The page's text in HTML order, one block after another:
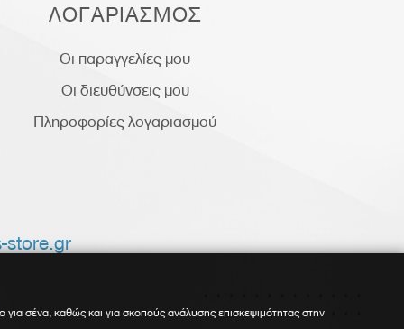
ΛΟΓΑΡΙΑΣΜΟΣ
Οι παραγγελίες μου
Οι διευθύνσεις μου
Πληροφορίες λογαριασμού
store.gr
σένα, καθώς και για σκοπούς ανάλυσης επισκεψιμότητας στην